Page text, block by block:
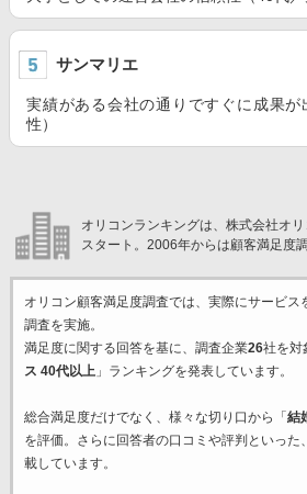
サンマリエ
実績がある会社の通りですぐに成果が
性）
オリコンランキングは、株式会社オ
スタート。2006年からは顧客満足度調
オリコン顧客満足度調査では、実際にサービス
調査を実施。
満足度に関する回答を基に、調査企業26社を対
ス 40代以上」ランキングを発表しています。
総合満足度だけでなく、様々な切り口から「 結
を評価。さらに回答者の口コミや評判といった
載しています。